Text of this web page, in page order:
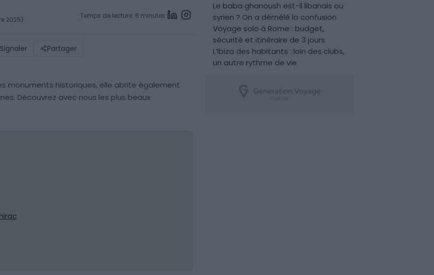
2025) Temps de lecture: 6 minutes
Signaler Partager
monuments historiques, elle abrite également
Découvrez avec nous les plus beaux
Le baba ghanoush est-il libanais ou
syrien ? On a démêlé la confusion
Voyage solo à Rome : budget,
sécurité et itinéraire de 3 jours
L’Ibiza des habitants : loin des clubs,
un autre rythme de vie